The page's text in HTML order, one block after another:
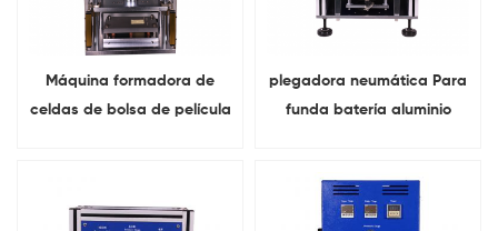
Máquina formadora de
celdas de bolsa de película
plegadora neumática Para
funda batería aluminio